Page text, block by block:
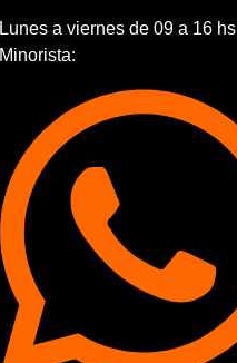
Lunes a viernes de 09 a 16 hs
Minorista: